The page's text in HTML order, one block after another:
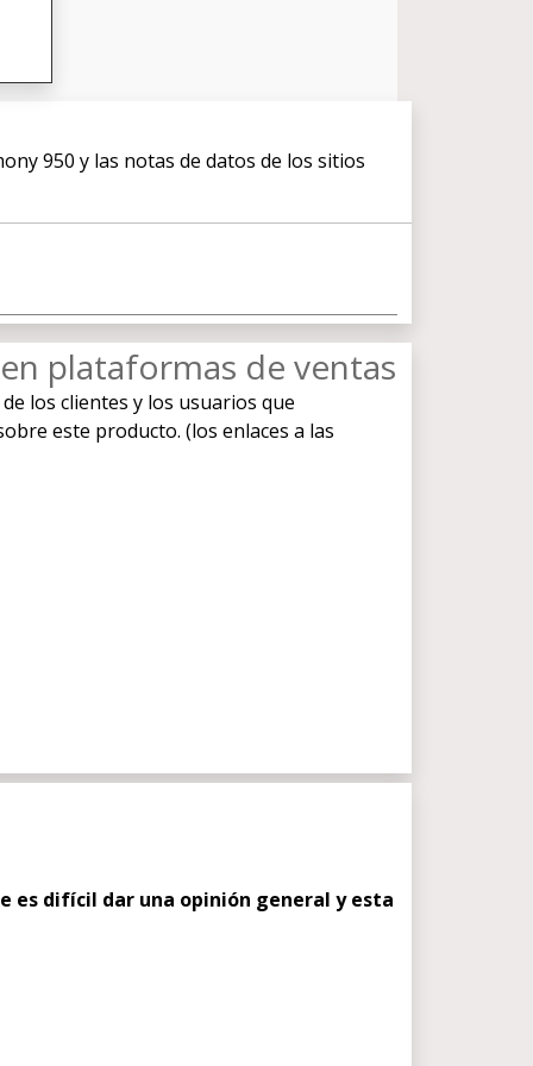
950 y las notas de datos de los sitios
en plataformas de ventas
los clientes y los usuarios que
este producto. (los enlaces a las
es difícil dar una opinión general y esta